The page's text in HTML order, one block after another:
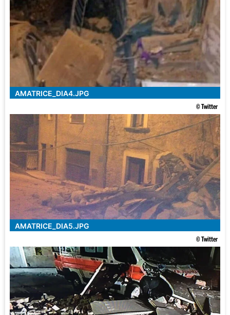
AMATRICE_DIA4.JPG
© Twitter
AMATRICE_DIA5.JPG
© Twitter